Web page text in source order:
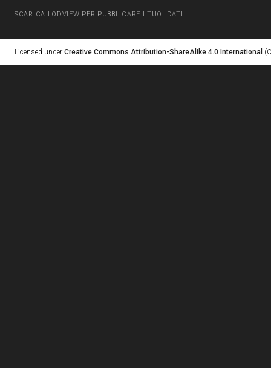
SCARICA LODVIEW PER PUBBLICARE I TUOI DATI
Licensed under Creative Commons Attribution-ShareAlike 4.0 International